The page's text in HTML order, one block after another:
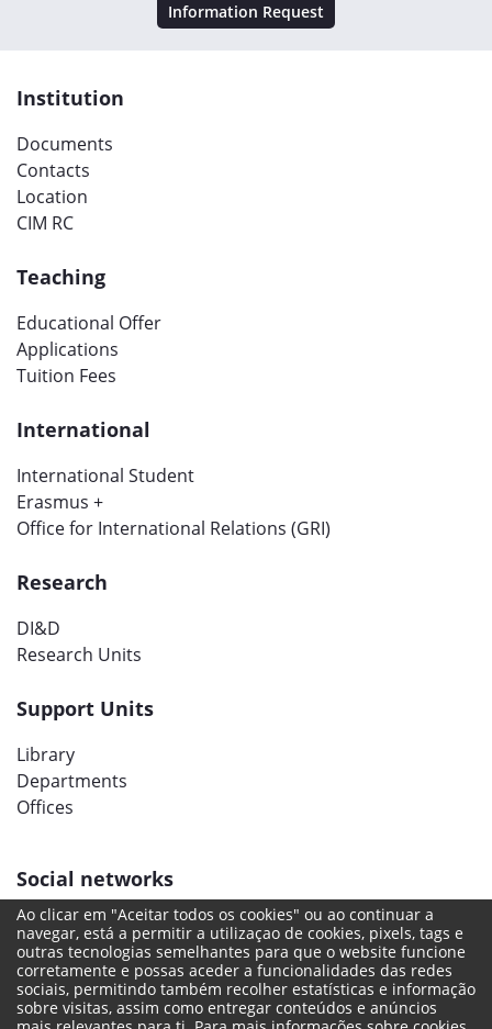
Information Request
Institution
Documents
Contacts
Location
CIM RC
Teaching
Educational Offer
Applications
Tuition Fees
International
International Student
Erasmus +
Office for International Relations (GRI)
Research
DI&D
Research Units
Support Units
Library
Departments
Offices
Social networks
Ao clicar em "Aceitar todos os cookies" ou ao continuar a
navegar, está a permitir a utilizaçao de cookies, pixels, tags e
outras tecnologias semelhantes para que o website funcione
corretamente e possas aceder a funcionalidades das redes
sociais, permitindo também recolher estatísticas e informação
sobre visitas, assim como entregar conteúdos e anúncios